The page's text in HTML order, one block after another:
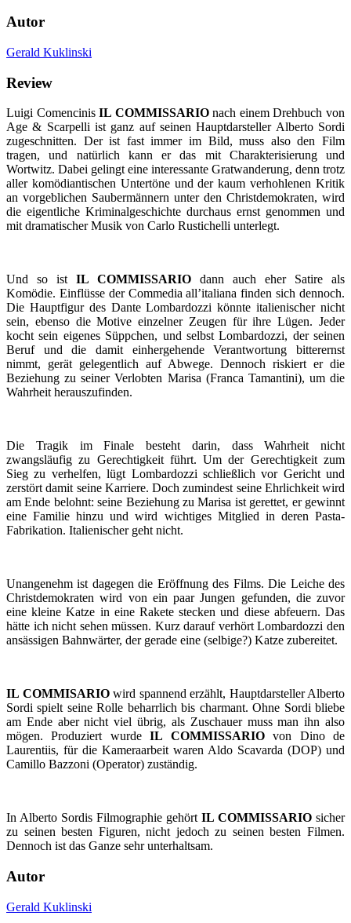
Autor
Gerald Kuklinski
Review
Luigi ComencinisIL COMMISSARIOnach einem Drehbuch von
Age & Scarpelli ist ganz auf seinen Hauptdarsteller Alberto Sordi
zugeschnitten. Der ist fast immer im Bild, muss also den Film
tragen, und natürlich kann er das mit Charakterisierung und
Wortwitz. Dabei gelingt eine interessante Gratwanderung, denn trotz
aller komödiantischen Untertöne und der kaum verhohlenen Kritik
an vorgeblichen Saubermännern unter den Christdemokraten, wird
die eigentliche Kriminalgeschichte durchaus ernst genommen und
mit dramatischer Musik von Carlo Rustichelli unterlegt.
Und so ist IL COMMISSARIO dann auch eher Satire als
Komödie. Einflüsse der Commedia all’italiana finden sich dennoch.
Die Hauptfigur des Dante Lombardozzi könnte italienischer nicht
sein, ebenso die Motive einzelner Zeugen für ihre Lügen. Jeder
kocht sein eigenes Süppchen, und selbst Lombardozzi, der seinen
Beruf und die damit einhergehende Verantwortung bitterernst
nimmt, gerät gelegentlich auf Abwege. Dennoch riskiert er die
Beziehung zu seiner Verlobten Marisa (Franca Tamantini), um die
Wahrheit herauszufinden.
Die Tragik im Finale besteht darin, dass Wahrheit nicht
zwangsläufig zu Gerechtigkeit führt. Um der Gerechtigkeit zum
Sieg zu verhelfen, lügt Lombardozzi schließlich vor Gericht und
zerstört damit seine Karriere. Doch zumindest seine Ehrlichkeit wird
am Ende belohnt: seine Beziehung zu Marisa ist gerettet, er gewinnt
eine Familie hinzu und wird wichtiges Mitglied in deren Pasta-
Fabrikation. Italienischer geht nicht.
Unangenehm ist dagegen die Eröffnung des Films. Die Leiche des
Christdemokraten wird von ein paar Jungen gefunden, die zuvor
eine kleine Katze in eine Rakete stecken und diese abfeuern. Das
hätte ich nicht sehen müssen. Kurz darauf verhört Lombardozzi den
ansässigen Bahnwärter, der gerade eine (selbige?) Katze zubereitet.
IL COMMISARIOwird spannend erzählt, Hauptdarsteller Alberto
Sordi spielt seine Rolle beharrlich bis charmant. Ohne Sordi bliebe
am Ende aber nicht viel übrig, als Zuschauer muss man ihn also
mögen. Produziert wurdeIL COMMISSARIOvon Dino de
Laurentiis, für die Kameraarbeit waren Aldo Scavarda (DOP) und
Camillo Bazzoni (Operator) zuständig.
In Alberto Sordis Filmographie gehört IL COMMISSARIO sicher
zu seinen besten Figuren, nicht jedoch zu seinen besten Filmen.
Dennoch ist das Ganze sehr unterhaltsam.
Autor
Gerald Kuklinski